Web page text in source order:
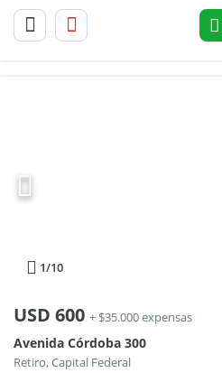
1/10
USD 600 + $35.000 expensas
Avenida Córdoba 300
Retiro, Capital Federal